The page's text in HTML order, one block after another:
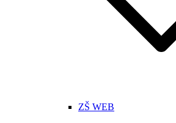
ZŠ WEB